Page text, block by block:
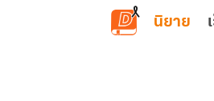
ข้ามไปยังเนื้อหาหลัก
นิยาย